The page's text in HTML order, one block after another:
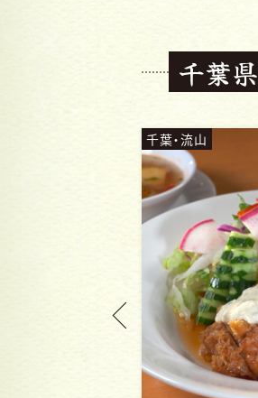
千葉県
千葉・松戸